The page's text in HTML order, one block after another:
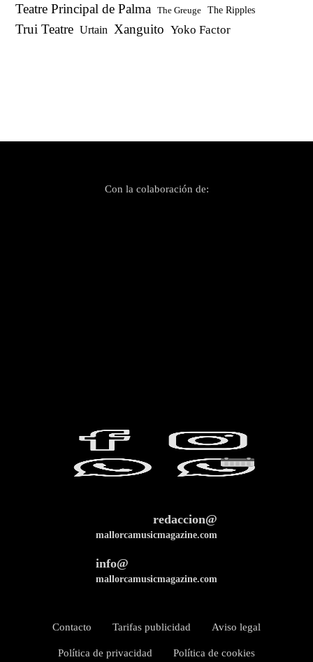
Teatre Principal de Palma The Greuge The Ripples
Trui Teatre Urtain Xanguito Yoko Factor
Con la colaboración de:
redaccion@
mallorcamusicmagazine.com
info@
mallorcamusicmagazine.com
Contacto Tarifas publicidad Aviso legal
Política de privacidad Política de cookies